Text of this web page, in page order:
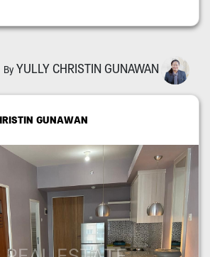
By YULLY CHRISTIN GUNAWAN
GUNAWAN